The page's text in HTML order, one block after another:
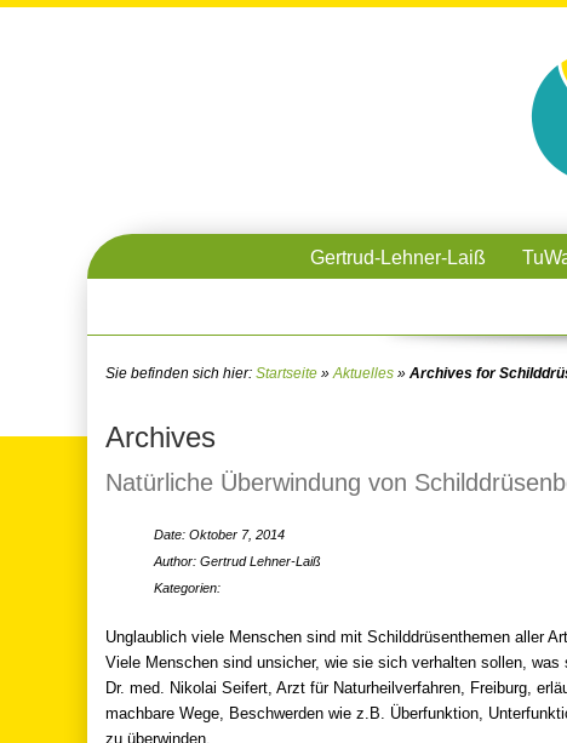
Gertrud-Lehner-Laiß
Sie befinden sich hier: Startseite »Aktuelles » Archives for
Archives
Natürliche Überwindung von
Date: Oktober 7, 2014
Author: Gertrud Lehner-Laiß
Kategorien:
Unglaublich viele Menschen sind mit Schilddrüsenthemen aller
Viele Menschen sind unsicher, wie sie sich verhalten sollen, was
Dr. med. Nikolai Seifert, Arzt für Naturheilverfahren, Freiburg,
machbare Wege, Beschwerden wie z.B. Überfunktion,
zu überwinden.